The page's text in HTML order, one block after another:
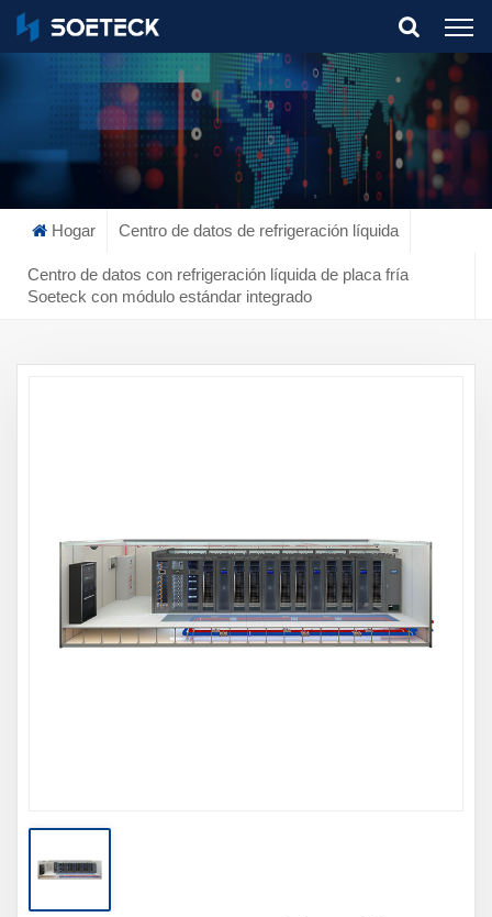
What Are You Looking For?
Hogar Centro de datos de refrigeración líquida
Centro de datos con refrigeración líquida de placa fría
Soeteck con módulo estándar integrado